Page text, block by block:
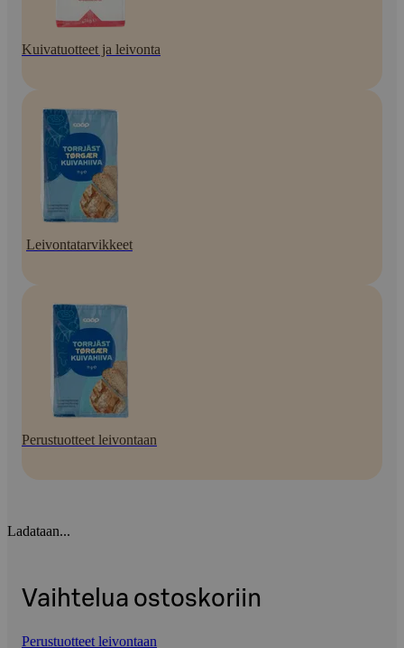
Kuivatuotteet ja leivonta
Leivontatarvikkeet
Perustuotteet leivontaan
Ladataan...
Vaihtelua ostoskoriin
Perustuotteet leivontaan